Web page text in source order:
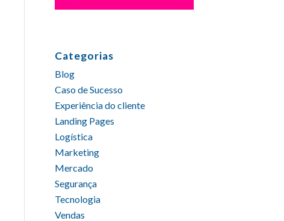
Categorias
Blog
Caso de Sucesso
Experiência do cliente
Landing Pages
Logística
Marketing
Mercado
Segurança
Tecnologia
Vendas